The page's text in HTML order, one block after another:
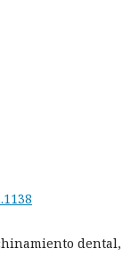
dental,